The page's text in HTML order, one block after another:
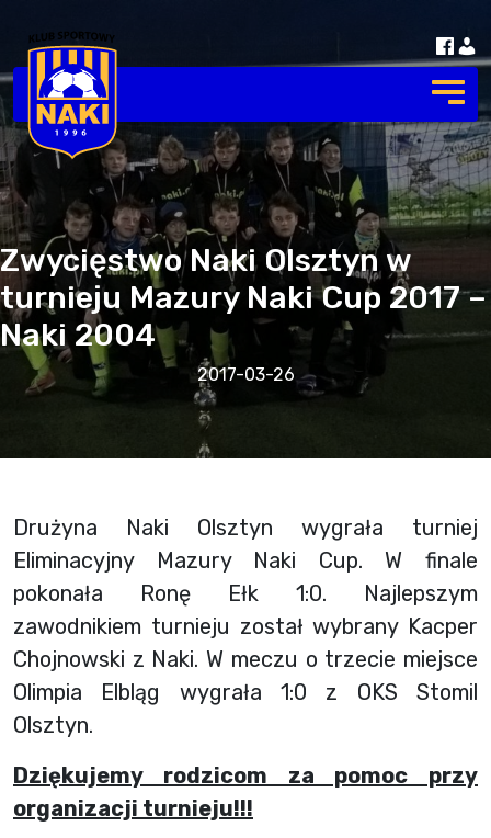
Zwycięstwo Naki Olsztyn w
turnieju Mazury Naki Cup 2017 –
Naki 2004
2017-03-26
Drużyna Naki Olsztyn wygrała turniej
Eliminacyjny Mazury Naki Cup. W finale
pokonała Ronę Ełk 1:0. Najlepszym
zawodnikiem turnieju został wybrany Kacper
Chojnowski z Naki. W meczu o trzecie miejsce
Olimpia Elbląg wygrała 1:0 z OKS Stomil
Olsztyn.
Dziękujemy rodzicom za pomoc przy
organizacji turnieju!!!